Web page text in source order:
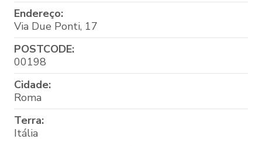
Endereço:
Via Due Ponti, 17
POSTCODE:
00198
Cidade:
Roma
Terra:
Itália